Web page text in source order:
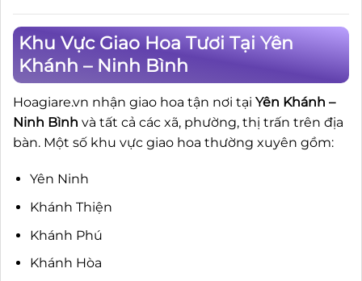
Khu Vực Giao Hoa Tươi Tại Yên
Khánh – Ninh Bình
Hoagiare.vn nhận giao hoa tận nơi tại Yên Khánh –
Ninh Bình và tất cả các xã, phường, thị trấn trên địa
bàn. Một số khu vực giao hoa thường xuyên gồm:
Yên Ninh
Khánh Thiện
Khánh Phú
Khánh Hòa